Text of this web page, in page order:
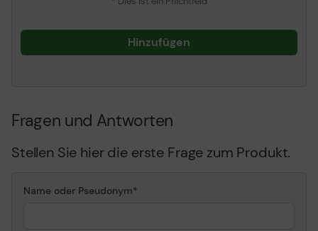
Hinzufügen
Fragen und Antworten
Stellen Sie hier die erste Frage zum Produkt.
Name oder Pseudonym